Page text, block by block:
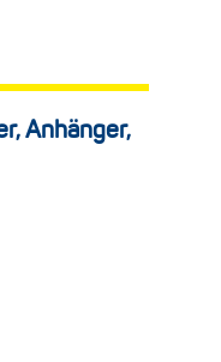
Anhänger,